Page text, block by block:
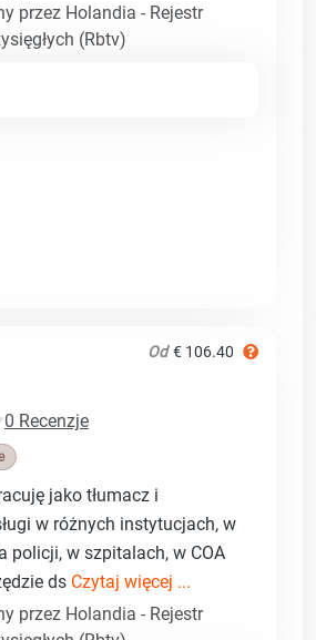
przez Holandia - Rejestr
(Rbtv)
Od € 106.40
0 Recenzje
jako tłumacz i
w różnych instytucjach, w
policji, w szpitalach, w COA
ds Czytaj więcej ...
przez Holandia - Rejestr